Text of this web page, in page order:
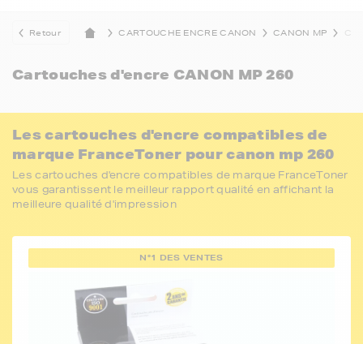
Retour CARTOUCHE ENCRE CANON CANON MP
Cartouches d'encre CANON MP 260
Les cartouches d'encre compatibles de
marque FranceToner pour canon mp 260
Les cartouches d'encre compatibles de marque FranceToner
vous garantissent le meilleur rapport qualité en affichant la
meilleure qualité d'impression
N°1 DES VENTES